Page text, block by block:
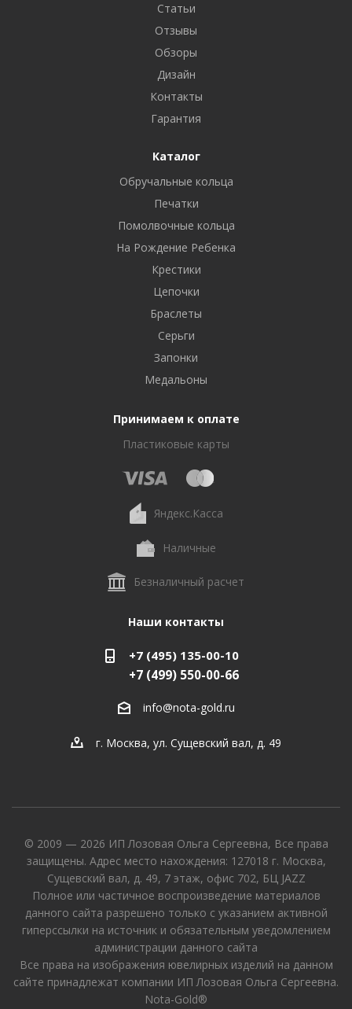
Статьи
Отзывы
Обзоры
Дизайн
Контакты
Гарантия
Каталог
Обручальные кольца
Печатки
Помолвочные кольца
На Рождение Ребенка
Крестики
Цепочки
Браслеты
Серьги
Запонки
Медальоны
Принимаем к оплате
Пластиковые карты
Яндекс.Касса
Наличные
Безналичный расчет
Наши контакты
+7 (495) 135-00-10
+7 (499) 550-00-66
info@nota-gold.ru
г. Москва, ул. Сущевский вал, д. 49
© 2009 — 2026 ИП Лозовая Ольга Сергеевна, Все права
защищены. Адрес место нахождения: 127018 г. Москва,
Сущевский вал, д. 49, 7 этаж, офис 702, БЦ JAZZ
Полное или частичное воспроизведение материалов
данного сайта разрешено только с указанием активной
гиперссылки на источник и обязательным уведомлением
администрации данного сайта
Все права на изображения ювелирных изделий на данном
сайте принадлежат компании ИП Лозовая Ольга Сергеевна.
Nota-Gold®